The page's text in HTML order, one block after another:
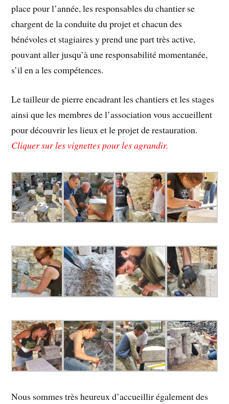
place pour l’année, les responsables du chantier se
chargent de la conduite du projet et chacun des
bénévoles et stagiaires y prend une part très active,
pouvant aller jusqu’à une responsabilité momentanée,
s’il en a les compétences.
Le tailleur de pierre encadrant les chantiers et les stages
ainsi que les membres de l’association vous accueillent
pour découvrir les lieux et le projet de restauration.
Cliquer sur les vignettes pour les agrandir.
Nous sommes très heureux d’accueillir également des